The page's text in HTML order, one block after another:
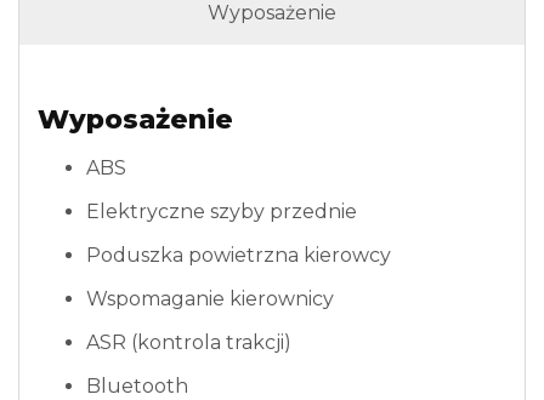
Wyposażenie
Wyposażenie
ABS
Elektryczne szyby przednie
Poduszka powietrzna kierowcy
Wspomaganie kierownicy
ASR (kontrola trakcji)
Bluetooth